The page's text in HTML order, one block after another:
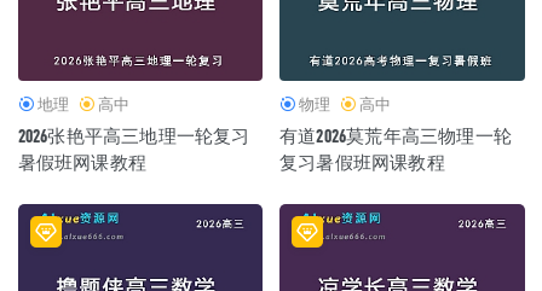
地理 高中
2026张艳平高三地理一轮复习
暑假班网课教程
物理 高中
有道2026莫荒年高三物理一轮
复习暑假班网课教程